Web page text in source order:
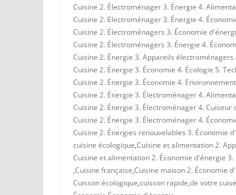
Cuisine 2. Électroménager 3. Énergie 4.
Cuisine 2. Electroménager 3. Énergie 4.
Cuisine 2. Électroménagers 3. Économie
Cuisine 2. Électroménagers 3. Énergie 4.
Cuisine 2. Énergie 3. Appareils
Cuisine 2. Énergie 3. Économie 4. Écologie 5.
Cuisine 2. Énergie 3. Économie 4.
Cuisine 2. Énergie 3. Électroménager 4.
Cuisine 2. Énergie 3. Électroménager 4.
Cuisine 2. Énergie 3. Électroménager 4.
Cuisine 2. Énergies renouvelables 3. Économie
cuisine écologique,Cuisine et alimentation 2.
Cuisine et alimentation 2. Économie d'énergie
,Cuisine française,Cuisine maison 2. Économie
Cuisson écologique,cuisson rapide,de votre